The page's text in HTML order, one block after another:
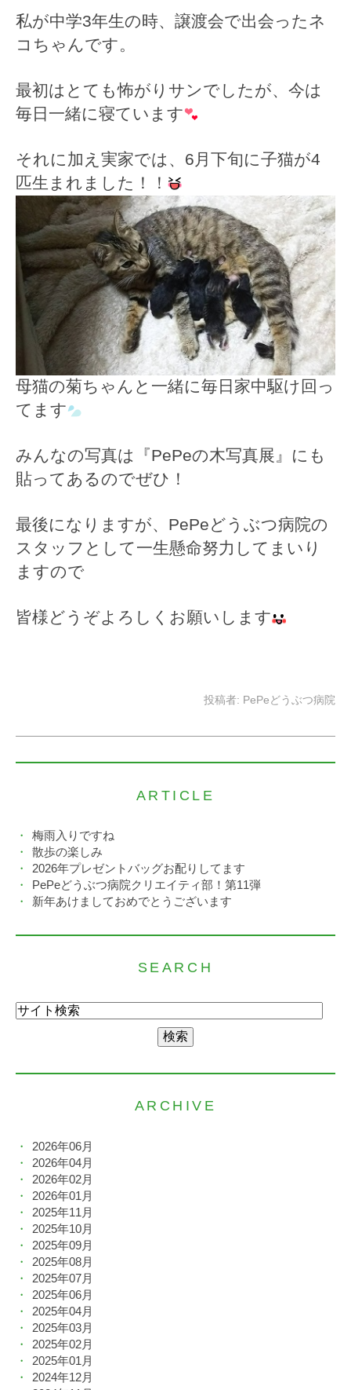
私が中学3年生の時、譲渡会で出会ったネ
コちゃんです。
最初はとても怖がりサンでしたが、今は
毎日一緒に寝ています
それに加え実家では、6月下旬に子猫が4
匹生まれました！！
母猫の菊ちゃんと一緒に毎日家中駆け回っ
てます
みんなの写真は『PePeの木写真展』にも
貼ってあるのでぜひ！
最後になりますが、PePeどうぶつ病院の
スタッフとして一生懸命努力してまいり
ますので
皆様どうぞよろしくお願いします
投稿者: PePeどうぶつ病院
ARTICLE
梅雨入りですね
散歩の楽しみ
2026年プレゼントバッグお配りしてます
PePeどうぶつ病院クリエイティ部！第11弾
新年あけましておめでとうございます
SEARCH
ARCHIVE
2026年06月
2026年04月
2026年02月
2026年01月
2025年11月
2025年10月
2025年09月
2025年08月
2025年07月
2025年06月
2025年04月
2025年03月
2025年02月
2025年01月
2024年12月